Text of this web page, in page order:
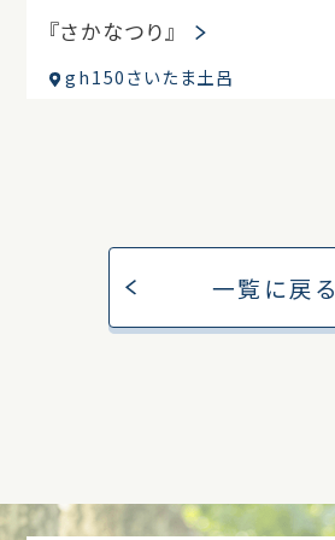
『さかなつり』
gh150さいたま土呂
一覧に戻る